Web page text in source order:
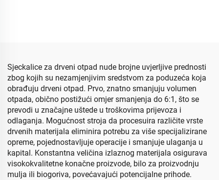
Sjeckalice za drveni otpad nude brojne uvjerljive prednosti
zbog kojih su nezamjenjivim sredstvom za poduzeća koja
obrađuju drveni otpad. Prvo, znatno smanjuju volumen
otpada, obično postižući omjer smanjenja do 6:1, što se
prevodi u značajne uštede u troškovima prijevoza i
odlaganja. Mogućnost stroja da procesuira različite vrste
drvenih materijala eliminira potrebu za više specijalizirane
opreme, pojednostavljuje operacije i smanjuje ulaganja u
kapital. Konstantna veličina izlaznog materijala osigurava
visokokvalitetne konačne proizvode, bilo za proizvodnju
mulja ili biogoriva, povećavajući potencijalne prihode.